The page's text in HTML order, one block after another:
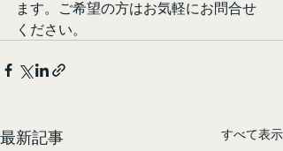
ます。ご希望の方はお気軽にお問合せ
ください。
最新記事 すべて表示